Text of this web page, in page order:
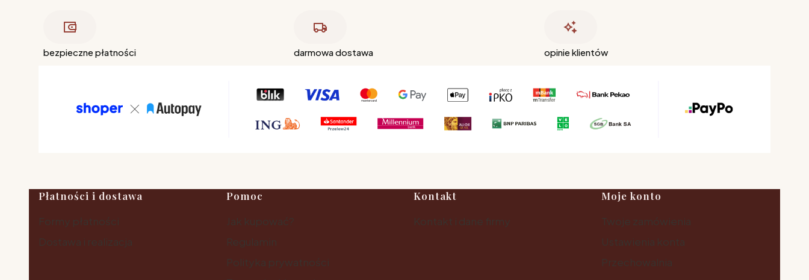
bezpieczne płatności darmowa dostawa opinie klientów
Linki w stopce
Płatności i dostawa
Pomoc
Kontakt
Moje konto